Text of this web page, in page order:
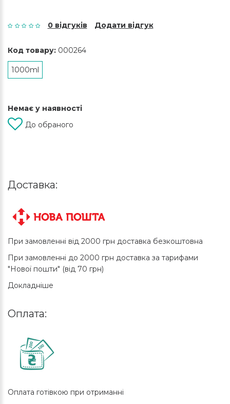
0 відгуків Додати відгук
Код товару: 000264
1000ml
Немає у наявності
До обраного
Доставка:
При замовленні від 2000 грн доставка безкоштовна
При замовленні до 2000 грн доставка за тарифами
"Нової пошти" (від 70 грн)
Докладніше
Оплата:
Оплата готівкою при отриманні